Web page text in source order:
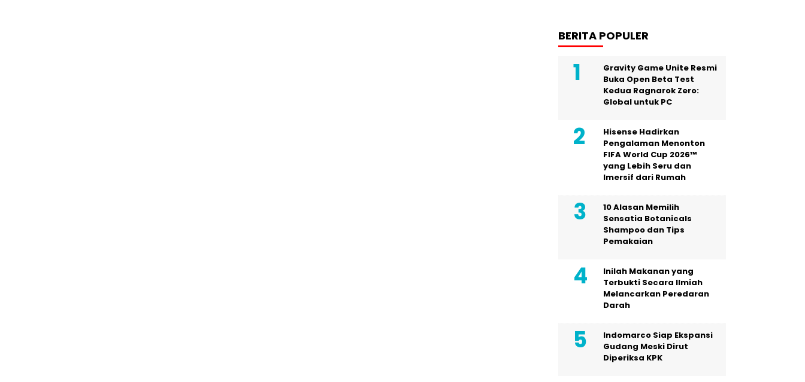
BERITA POPULER
Gravity Game Unite Resmi
Buka Open Beta Test
Kedua Ragnarok Zero:
Global untuk PC
Hisense Hadirkan
Pengalaman Menonton
FIFA World Cup 2026™
yang Lebih Seru dan
Imersif dari Rumah
10 Alasan Memilih
Sensatia Botanicals
Shampoo dan Tips
Pemakaian
Inilah Makanan yang
Terbukti Secara Ilmiah
Melancarkan Peredaran
Darah
Indomarco Siap Ekspansi
Gudang Meski Dirut
Diperiksa KPK